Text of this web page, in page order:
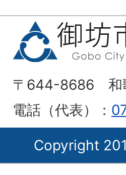
〒644-8686 和
電話（代表）：
Copyright